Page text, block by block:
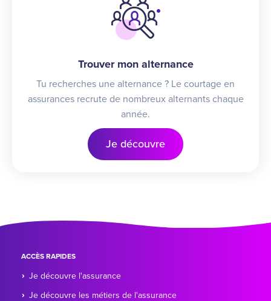
Trouver mon alternance
Tu recherches une alternance ? Le courtage en
assurances recrute de nombreux alternants chaque
année.
Je découvre
ACCÈS RAPIDES
Je découvre l'assurance
Je découvre les métiers de l'assurance